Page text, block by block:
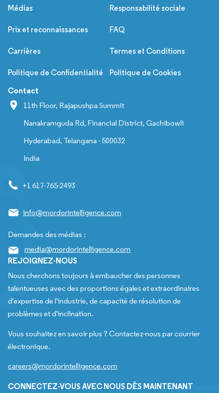
Médias Responsabilité sociale
Prix et reconnaissances FAQ
Carrières Termes et Conditions
Politique de Confidentialité Politique de Cookies
Contact
11th Floor, Rajapushpa Summit
Nanakramguda Rd, Financial District, Gachibowli
Hyderabad, Telangana - 500032
India
+1 617-765-2493
info@mordorintelligence.com
Demandes des médias :
media@mordorintelligence.com
REJOIGNEZ-NOUS
Nous cherchons toujours à embaucher des personnes
talentueuses avec des proportions égales et extraordinaires
d'expertise de l'industrie, de capacité de résolution de
problèmes et d'inclination.
Vous souhaitez en savoir plus ? Contactez-nous par courrier
électronique.
careers@mordorintelligence.com
CONNECTEZ-VOUS AVEC NOUS DÈS MAINTENANT